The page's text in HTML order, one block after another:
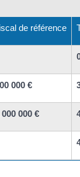
de référence
000 €
000 000 €